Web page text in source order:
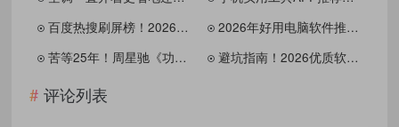
百度热搜刷屏榜！2026开年这些热点承包全网话题
2026年好用电脑软件推荐，免费无捆绑，办公娱乐全覆盖
苦等25年！周星驰《功夫女足》来袭，这才是盛夏最燃的逆袭盛宴
避坑指南！2026优质软件资源网推荐，酷玩资源网实测好用不踩雷
评论列表